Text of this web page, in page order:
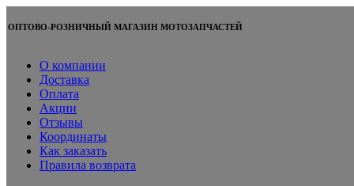
ОПТОВО-РОЗНИЧНЫЙ МАГАЗИН МОТОЗАПЧАСТЕЙ
О компании
Доставка
Оплата
Акции
Отзывы
Координаты
Как заказать
Правила возврата